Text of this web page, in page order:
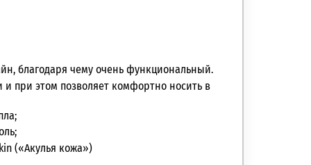
благодаря чему очень функциональный.
и при этом позволяет комфортно носить в
(«Акулья кожа»)